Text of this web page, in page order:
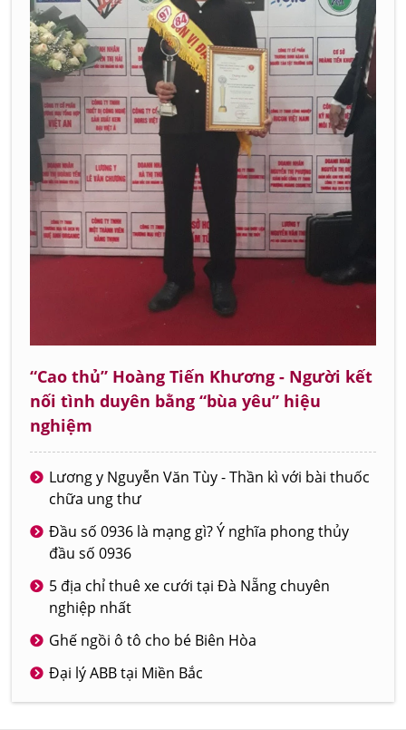
“Cao thủ” Hoàng Tiến Khương - Người kết
nối tình duyên bằng “bùa yêu” hiệu
nghiệm
Lương y Nguyễn Văn Tùy - Thần kì với bài thuốc
chữa ung thư
Đầu số 0936 là mạng gì? Ý nghĩa phong thủy
đầu số 0936
5 địa chỉ thuê xe cưới tại Đà Nẵng chuyên
nghiệp nhất
Ghế ngồi ô tô cho bé Biên Hòa
Đại lý ABB tại Miền Bắc